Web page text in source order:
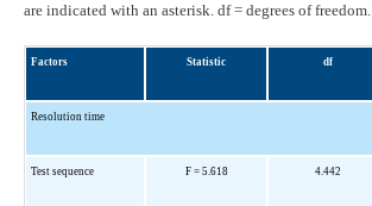
are indicated with an asterisk. df = degrees of freedom.
Factors Statistic df
Resolution time
Test sequence F = 5.618 4.442